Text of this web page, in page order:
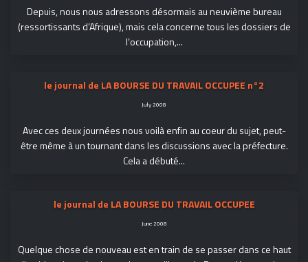
Depuis, nous nous adressons désormais au neuvième bureau
(ressortissants d’Afrique), mais cela concerne tous les dossiers de
l’occupation,...
le journal de LA BOURSE DU TRAVAIL OCCUPEE n°2
July 2008
Avec ces deux journées nous voilà enfin au coeur du sujet, peut-
être même à un tournant dans les discussions avec la préfecture.
Cela a débuté...
le journal de LA BOURSE DU TRAVAIL OCCUPEE
June 2008
Quelque chose de nouveau est en train de se passer dans ce haut